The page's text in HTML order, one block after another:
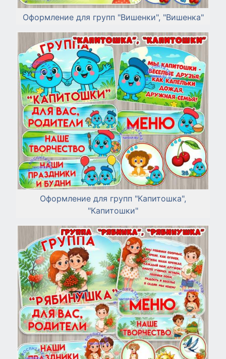
Оформление для групп "Вишенки", "Вишенка"
Оформление для групп "Капитошка",
"Капитошки"